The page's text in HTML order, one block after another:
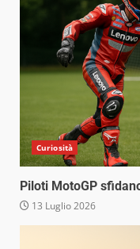
Curiosità
Piloti MotoGP
13 Luglio 2026